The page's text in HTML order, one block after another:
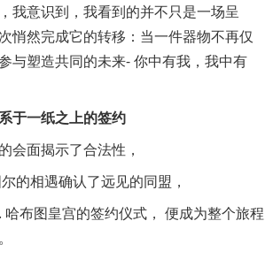
我意识到，我看到的并不只是一场呈
悄然完成它的转移：当一件器物不再仅
与塑造共同的未来- 你中有我，我中有
于一纸之上的签约
会面揭示了合法性，
的相遇确认了远见的同盟，
哈布图皇宫的签约仪式， 便成为整个旅程